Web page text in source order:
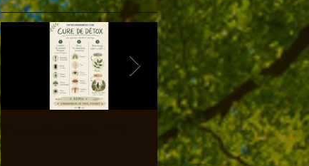
Prévenir des
cauchemars